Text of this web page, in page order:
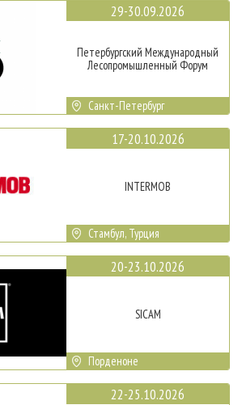
29-30.09.2026
Петербургский Международный
Лесопромышленный Форум
Санкт-Петербург
17-20.10.2026
INTERMOB
Стамбул, Турция
20-23.10.2026
SICAM
Порденоне
22-25.10.2026